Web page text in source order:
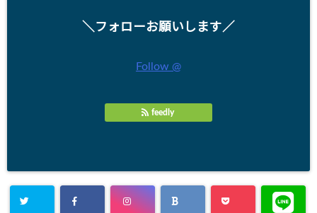
＼フォローお願いします／
Follow @
feedly